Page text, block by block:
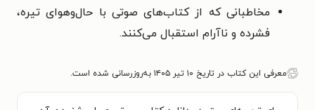
مخاطبانی که از کتاب‌های صوتی با حال‌وهوای تیره،
فشرده و ناآرام استقبال می‌کنند.
معرفی این کتاب در تاریخ ۱۰ تیر ۱۴۰۵ به‌روزرسانی شده است.